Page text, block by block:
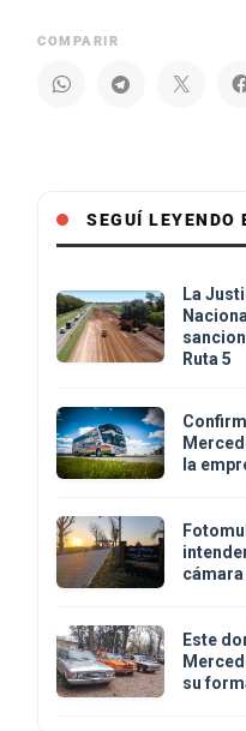
COMPARIR
SEGUÍ LEYENDO
La
Ruta 5
la
cámara
Este
su